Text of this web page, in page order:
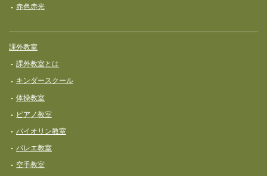
赤色赤光
課外教室
課外教室とは
キンダースクール
体操教室
ピアノ教室
バイオリン教室
バレエ教室
空手教室